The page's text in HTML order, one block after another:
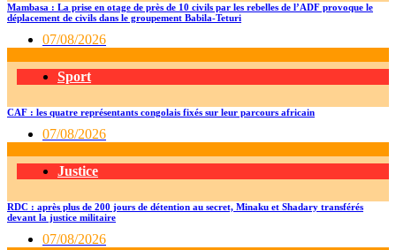
Mambasa : La prise en otage de près de 10 civils par les rebelles de l’ADF provoque le
déplacement de civils dans le groupement Babila-Teturi
07/08/2026
Sport
CAF : les quatre représentants congolais fixés sur leur parcours africain
07/08/2026
Justice
RDC : après plus de 200 jours de détention au secret, Minaku et Shadary transférés
devant la justice militaire
07/08/2026